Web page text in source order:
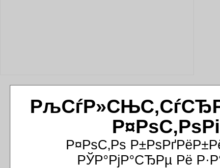
Р¤РѕС‚Рѕ
РЎР°РјР°СЂРµ Рё